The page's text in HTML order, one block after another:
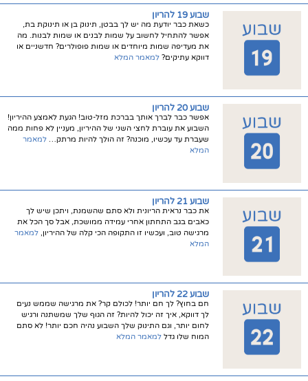
שבוע 19 להריון
כשאת כבר יודעת מה יש לך בבטן, תינוק בן או תינוקת בת,
אפשר להתחיל לחשוב על שמות לבנים או שמות לבנות. מה
את מעדיפה שמות מיוחדים או שמות פופולרים? חדשניים או
דווקא עתיקים?למאמר המלא
שבוע 20 להריון
אפשר כבר לברך אותך בברכת מזל-טוב! הגעת לאמצע ההיריון!
השבוע את עוברת לחצי השני של ההיריון, מעניין לא פחות ממה
שעברת עד עכשיו, מוכנה? זה הולך להיות מרתק…למאמר
המלא
שבוע 21 להריון
את כבר נראית הריונית ולא סתם שהשמנת, ויתכן שיש לך
כאבים בגב התחתון אחרי עמידה ממושכת, אבל סך הכל את
מרגישה טוב, ועכשיו זו התקופה הכי קלה של ההיריון,למאמר
המלא
שבוע 22 להריון
חם בחוץ? לך חם יותר! לכולם קר? את מרגישה שממש נעים
לך דווקא, איך זה יכול להיות? זה הגוף שלך שמשתנה ורגיש
לחום יותר, וגם התינוק שלך השבוע נהיה חכם יותר! לא סתם
המוח שלו גדללמאמר המלא